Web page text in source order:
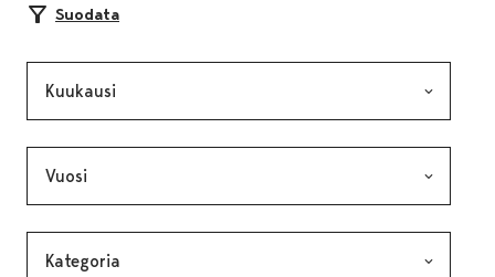
Suodata